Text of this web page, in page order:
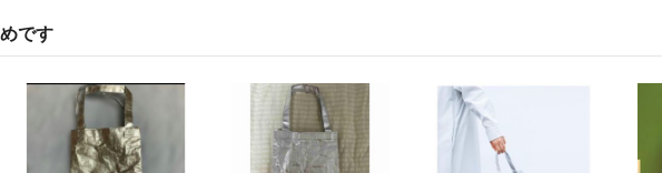
ばラクマ便に変
またすり替え防
です